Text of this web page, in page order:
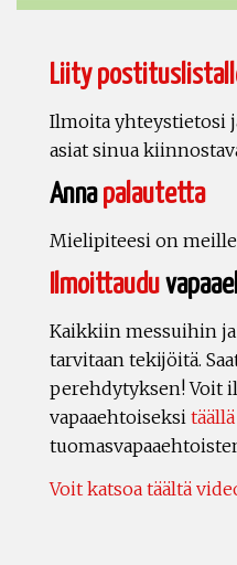
Liity
Ilmoita yhteystietosi
asiat sinua
Annapalautetta
Mielipiteesi on
Ilmoittaudu
Kaikkiin messuihin
tarvitaan tekijöitä.
perehdytyksen! Voit
vapaaehtoiseksi täällä
Voit katsoa täältä